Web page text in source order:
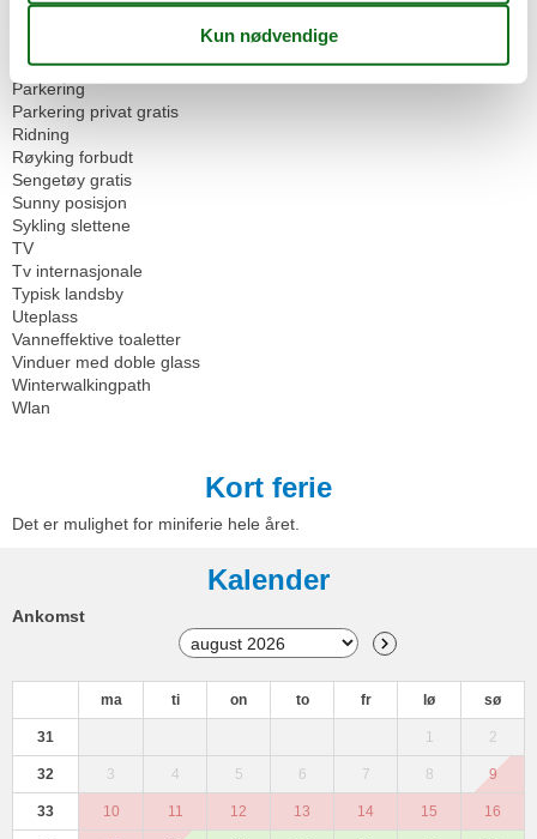
Oppvaskmaskin
Parkering
Parkering privat gratis
Ridning
Røyking forbudt
Sengetøy gratis
Sunny posisjon
Sykling slettene
TV
Tv internasjonale
Typisk landsby
Uteplass
Vanneffektive toaletter
Vinduer med doble glass
Winterwalkingpath
Wlan
Kort ferie
Det er mulighet for miniferie hele året.
Kalender
Ankomst
ma ti on to fr lø sø
31 1 2
32 3 4 5 6 7 8 9
33 10 11 12 13 14 15 16